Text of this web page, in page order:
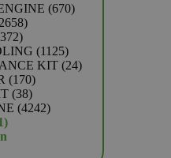
670670
26582658
2372
producten
11251125
producten
KIT 2424
170170
producten
3838
producten
42424242
12291
producten